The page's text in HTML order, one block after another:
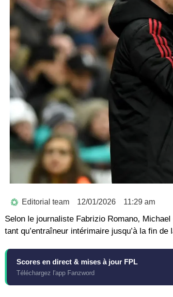
Editorial team 12/01/2026 11:29 am
Selon le journaliste Fabrizio Romano,
tant qu’entraîneur intérimaire jusqu’à la fin de
Scores en direct & mises à jour FPL
Téléchargez l'app Fanzword